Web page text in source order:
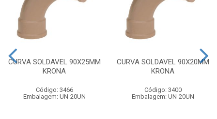
CURVA SOLDAVEL 90X25MM
KRONA
Código: 3466
Embalagem: UN-20UN
CURVA SOLDAVEL 90X20MM
KRONA
Código: 3400
Embalagem: UN-20UN